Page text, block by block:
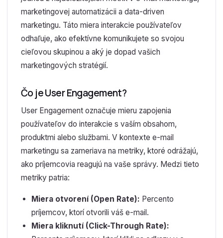
marketingovej automatizácii a data-driven
marketingu. Táto miera interakcie používateľov
odhaľuje, ako efektívne komunikujete so svojou
cieľovou skupinou a aký je dopad vašich
marketingových stratégií.
Čo je User Engagement?
User Engagement označuje mieru zapojenia
používateľov do interakcie s vaším obsahom,
produktmi alebo službami. V kontexte e-mail
marketingu sa zameriava na metriky, ktoré odrážajú,
ako príjemcovia reagujú na vaše správy. Medzi tieto
metriky patria:
Miera otvorení (Open Rate): Percento
príjemcov, ktorí otvorili váš e-mail.
Miera kliknutí (Click-Through Rate):